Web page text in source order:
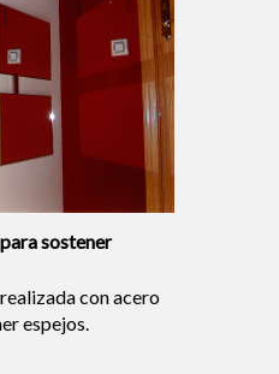
sostener
con acero
espejos.